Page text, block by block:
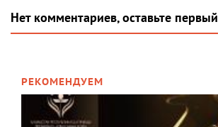
Нет комментариев, оставьте первый
РЕКОМЕНДУЕМ